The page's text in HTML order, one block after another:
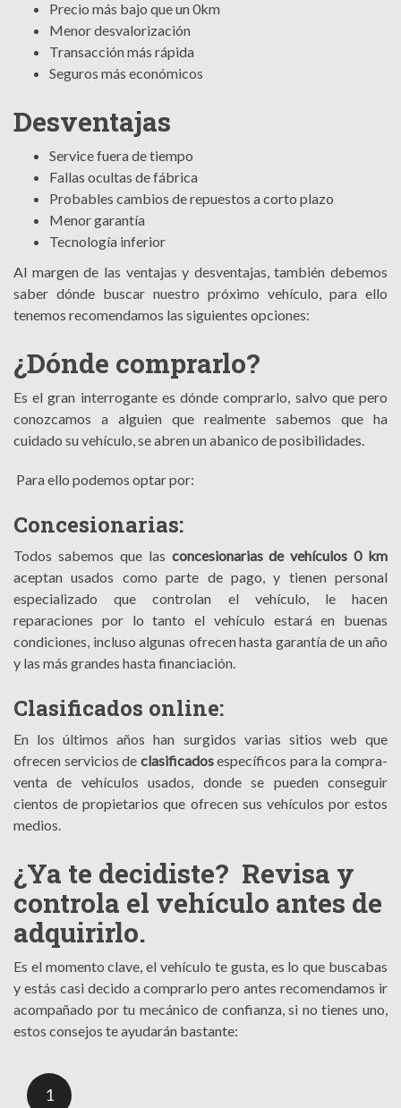
Precio más bajo que un 0km
Menor desvalorización
Transacción más rápida
Seguros más económicos
Desventajas
Service fuera de tiempo
Fallas ocultas de fábrica
Probables cambios de repuestos a corto plazo
Menor garantía
Tecnología inferior
Al margen de las ventajas y desventajas, también debemos
saber dónde buscar nuestro próximo vehículo, para ello
tenemos recomendamos las siguientes opciones:
¿Dónde comprarlo?
Es el gran interrogante es dónde comprarlo, salvo que pero
conozcamos a alguien que realmente sabemos que ha
cuidado su vehículo, se abren un abanico de posibilidades.
Para ello podemos optar por:
Concesionarias:
Todos sabemos que las concesionarias de vehículos 0 km
aceptan usados como parte de pago, y tienen personal
especializado que controlan el vehículo, le hacen
reparaciones por lo tanto el vehículo estará en buenas
condiciones, incluso algunas ofrecen hasta garantía de un año
y las más grandes hasta financiación.
Clasificados online:
En los últimos años han surgidos varias sitios web que
ofrecen servicios de clasificadosespecíficos para la compra-
venta de vehículos usados, donde se pueden conseguir
cientos de propietarios que ofrecen sus vehículos por estos
medios.
¿Ya te decidiste? Revisa y
controla el vehículo antes de
adquirirlo.
Es el momento clave, el vehículo te gusta, es lo que buscabas
y estás casi decido a comprarlo pero antes recomendamos ir
acompañado por tu mecánico de confianza, si no tienes uno,
estos consejos te ayudarán bastante:
1